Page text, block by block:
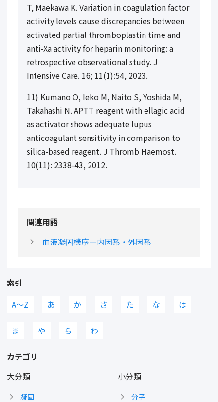
T, Maekawa K. Variation in coagulation factor
activity levels cause discrepancies between
activated partial thromboplastin time and
anti-Xa activity for heparin monitoring: a
retrospective observational study. J
Intensive Care. 16; 11(1):54, 2023.
11) Kumano O, Ieko M, Naito S, Yoshida M,
Takahashi N. APTT reagent with ellagic acid
as activator shows adequate lupus
anticoagulant sensitivity in comparison to
silica-based reagent. J Thromb Haemost.
10(11): 2338-43, 2012.
関連用語
血液凝固機序―内因系・外因系
索引
A〜Z
あ か さ た な は
ま や ら わ
カテゴリ
大分類
凝固
小分類
分子